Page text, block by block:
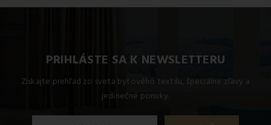
PRIHLÁSTE SA K NEWSLETTERU
Získajte prehľad zo sveta bytového textilu, špeciálne zľavy a
jedinečné ponuky.